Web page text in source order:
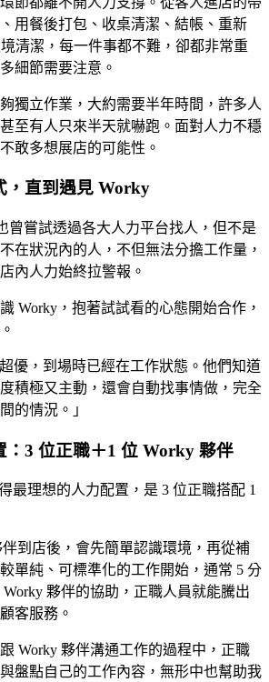
用餐後打包、收桌清潔、結帳、重新
清潔，每一件事都不難，卻都非常重
細節需要注意。
獨立作業，大約需要半年時間，許多人
至有人只來半天就嚇跑。面對人力不穩
敢多想展店的可能性。
，直到遇見 Worky
曾嘗試透過各大人力平台找人，但不是
在狀況內的人，不但無法分擔工作量，
內人力始終拉警報。
Worky，抱著試試看的心態開始合作，
超優，到場時已經在工作狀態。他們知道
積極又主動，還會自動找事情做，完全
的情況。」
：3 位正職＋1 位 Worky 夥伴
得最理想的人力配置，是 3 位正職搭配 1
到店後，會先簡單認識環境，再從補
單純、可標準化的工作開始，通常 5 分
夥伴的協助，正職人員就能騰出
客服務。
Worky 夥伴溝通工作的過程中，正職
盤點自己的工作內容，無形中也幫助我